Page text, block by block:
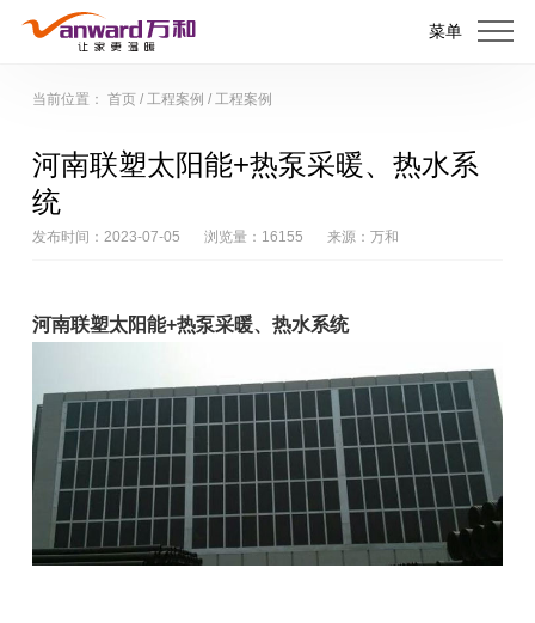
菜单
当前位置： 首页/ 工程案例 / 工程案例
河南联塑太阳能+热泵采暖、热水系
统
发布时间：2023-07-05 浏览量：16155 来源：万和
河南联塑太阳能+热泵采暖、热水系统